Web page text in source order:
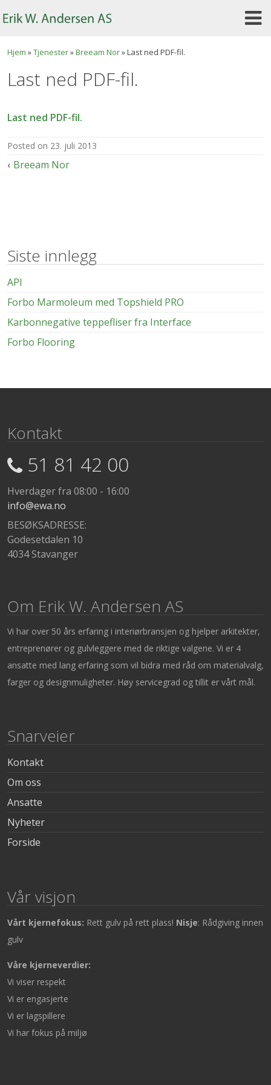
content
Hjem »Tjenester»Breeam Nor»Last ned PDF-fil.
Last ned PDF-fil.
Last ned PDF-fil.
posted on 23. juli 2013
Innleggsnavigasjon
Breeam Nor
Siste innlegg
API
Forbo Marmoleum med Topshield PRO
Karbonnegative teppefliser fra Interface
Forbo Flooring
Kontakt
51 81 42 00
Hverdager fra 08:00 - 16:00
info@ewa.no
BESØKSADRESSE:
Godesetdalen 10
4034 Stavanger
Om Erik W. Andersen AS
Vi har over 50 års erfaring i interiørbransjen og hjelper arkitekter,
entreprenører og gulvleggere med de riktige valgene. Vi er 4
ansatte med lang erfaring som vil bidra med råd om materialvalg,
farger og designmuligheter. Høy servicegrad og tillit er vårt mål.
Snarveier
Kontakt
Om oss
Ansatte
Nyheter
Forside
Vår visjon
Vårt kjernefokus: Rett gulv på rett plass! Nisje: Rådgiving innen
gulv
Våre kjerneverdier:
Vi viser respekt
Vi er engasjerte
Vi er lagspillere
Vi har fokus på miljø